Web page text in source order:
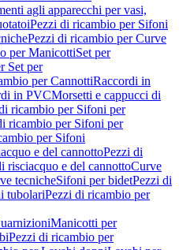
agli apparecchi per vasi,
Pezzi di ricambio per Sifoni
Pezzi di ricambio per Curve
per ManicottiSet per
Set per
per CannottiRaccordi in
in PVCMorsetti e cappucci di
ricambio per Sifoni per
ricambio per Sifoni per
per Sifoni
e del cannottoPezzi di
risciacquo e del cannottoCurve
tecnicheSifoni per bidetPezzi di
tubolariPezzi di ricambio per
Manicotti per
Pezzi di ricambio per